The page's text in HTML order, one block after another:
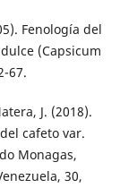
Fenología del
(Capsicum
67.
J. (2018).
cafeto var.
Monagas,
30,